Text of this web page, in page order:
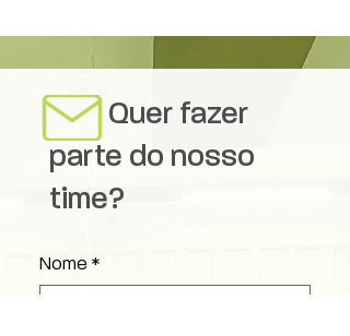
Quer fazer
parte do nosso
time?
Nome *